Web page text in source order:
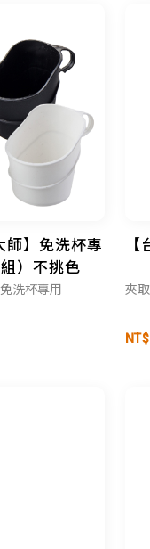
師】免洗杯專
）不挑色
洗杯專用 夾
NT$